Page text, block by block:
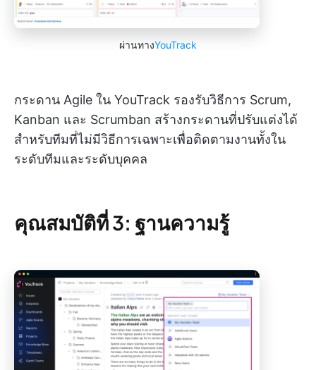
ผ่านทางYouTrack
กระดาน Agile ใน YouTrack รองรับวิธีการ Scrum,
Kanban และ Scrumban สร้างกระดานที่ปรับแต่งได้
สำหรับทีมที่ไม่มีวิธีการเฉพาะเพื่อติดตามงานทั้งใน
ระดับทีมและระดับบุคคล
คุณสมบัติที่ 3: ฐานความรู้